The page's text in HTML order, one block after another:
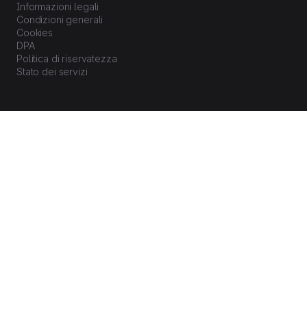
Informazioni legali
Condizioni generali
Cookies
DPA
Politica di riservatezza
Stato dei servizi